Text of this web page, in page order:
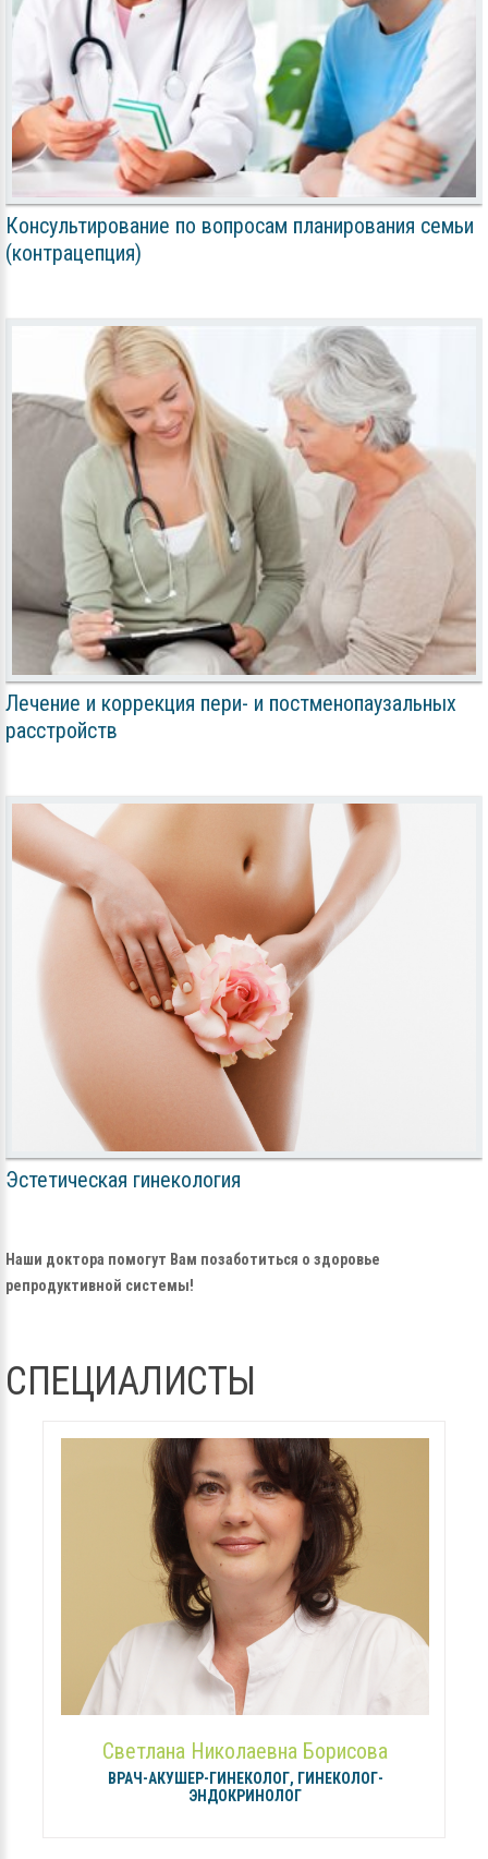
Консультирование по вопросам планирования семьи
(контрацепция)
Лечение и коррекция пери- и постменопаузальных
расстройств
Эстетическая гинекология
Наши доктора помогут Вам позаботиться о здоровье
репродуктивной системы!
СПЕЦИАЛИСТЫ
Светлана Николаевна Борисова
ВРАЧ-АКУШЕР-ГИНЕКОЛОГ, ГИНЕКОЛОГ-
ЭНДОКРИНОЛОГ